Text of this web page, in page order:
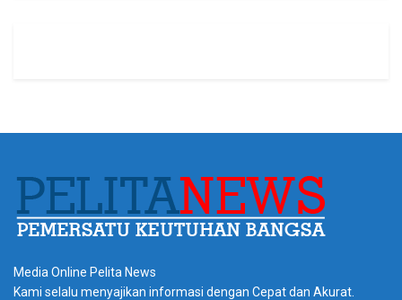
Media Online Pelita News
Kami selalu menyajikan informasi dengan Cepat dan Akurat.